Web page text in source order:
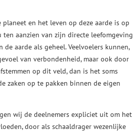
en het leven op deze aarde is op
aanzien van zijn directe leefomgeving
aarde als geheel. Veelvoelers kunnen,
van verbondenheid, maar ook door
op dit veld, dan is het soms
zaken op te pakken binnen de eigen
wij de deelnemers expliciet uit om het
door als schaaldrager wezenlijke